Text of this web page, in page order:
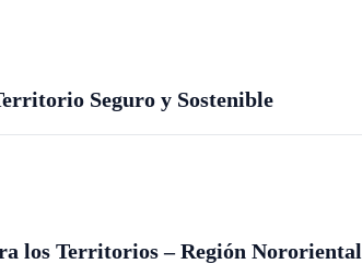
Seguro y Sostenible
los Territorios – Región Nororiental